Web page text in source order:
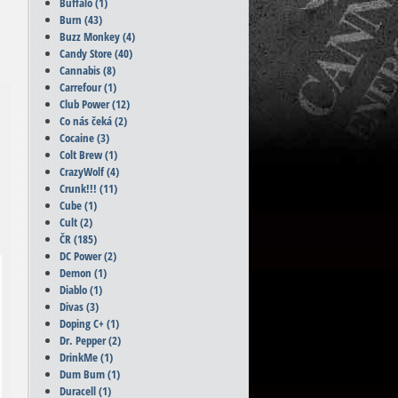
Burn(43)
Buzz Monkey(4)
Candy Store(40)
Cannabis(8)
Carrefour(1)
Club Power(12)
Co nás čeká(2)
Cocaine(3)
Colt Brew(1)
CrazyWolf(4)
Crunk!!!(11)
Cube(1)
Cult(2)
ČR(185)
DC Power(2)
Demon(1)
Diablo(1)
Divas(3)
Doping C+(1)
Dr. Pepper(2)
DrinkMe(1)
Dum Bum(1)
Duracell(1)